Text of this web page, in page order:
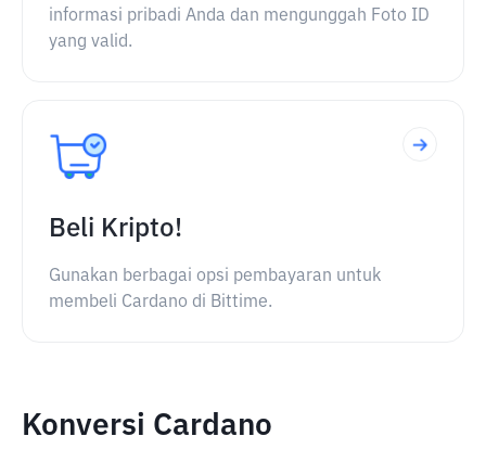
informasi pribadi Anda dan mengunggah Foto ID
yang valid.
Beli Kripto!
Gunakan berbagai opsi pembayaran untuk
membeli Cardano di Bittime.
Konversi Cardano